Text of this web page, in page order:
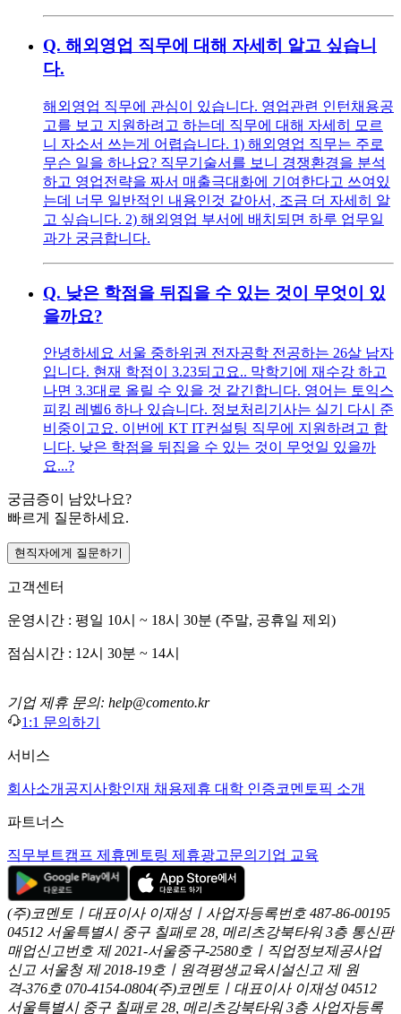
Q. 해외영업 직무에 대해 자세히 알고 싶습니
다.
해외영업 직무에 관심이 있습니다. 영업관련 인턴채용공
고를 보고 지원하려고 하는데 직무에 대해 자세히 모르
니 자소서 쓰는게 어렵습니다. 1) 해외영업 직무는 주로
무슨 일을 하나요? 직무기술서를 보니 경쟁환경을 분석
하고 영업전략을 짜서 매출극대화에 기여한다고 쓰여있
는데 너무 일반적인 내용인것 같아서, 조금 더 자세히 알
고 싶습니다. 2) 해외영업 부서에 배치되면 하루 업무일
과가 궁금합니다.
Q. 낮은 학점을 뒤집을 수 있는 것이 무엇이 있
을까요?
안녕하세요 서울 중하위권 전자공학 전공하는 26살 남자
입니다. 현재 학점이 3.23되고요.. 막학기에 재수강 하고
나면 3.3대로 올릴 수 있을 것 같긴합니다. 영어는 토익스
피킹 레벨6 하나 있습니다. 정보처리기사는 실기 다시 준
비중이고요. 이번에 KT IT컨설팅 직무에 지원하려고 합
니다. 낮은 학점을 뒤집을 수 있는 것이 무엇일 있을까
요...?
궁금증이 남았나요?
빠르게 질문하세요.
현직자에게 질문하기
고객센터
운영시간 : 평일 10시 ~ 18시 30분 (주말, 공휴일 제외)
점심시간 : 12시 30분 ~ 14시
기업 제휴 문의: help@comento.kr
1:1 문의하기
서비스
회사소개 공지사항인재 채용제휴 대학 인증코멘토픽 소개
파트너스
직무부트캠프 제휴멘토링 제휴광고문의 기업 교육
(주)코멘토ㅣ대표이사 이재성ㅣ사업자등록번호 487-86-00195
04512 서울특별시 중구 칠패로 28, 메리츠강북타워 3층 통신판
매업신고번호 제 2021-서울중구-2580호ㅣ직업정보제공사업
신고 서울청 제 2018-19호ㅣ원격평생교육시설신고 제 원
격-376호 070-4154-0804(주)코멘토ㅣ대표이사 이재성 04512
서울특별시 중구 칠패로 28, 메리츠강북타워 3층 사업자등록